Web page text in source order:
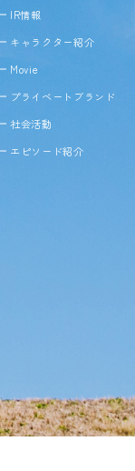
IR情報
キャラクター紹介
Movie
プライベートブランド
社会活動
エピソード紹介